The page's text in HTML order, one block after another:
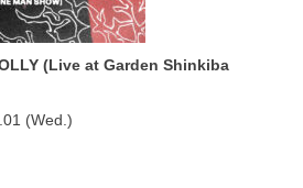
(Live at Garden Shinkiba
(Wed.)